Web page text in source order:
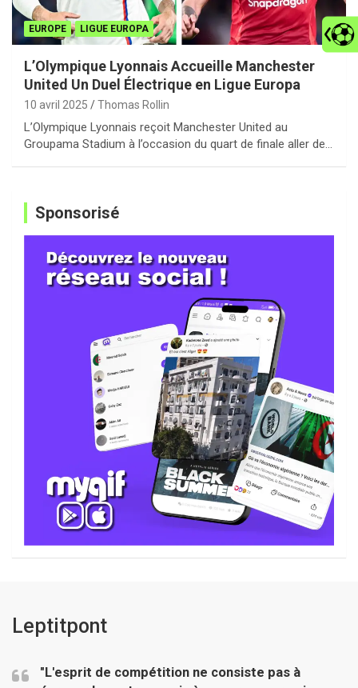
EUROPE LIGUE EUROPA
L’Olympique Lyonnais Accueille Manchester
United Un Duel Électrique en Ligue Europa
10 avril 2025 Thomas Rollin
L’Olympique Lyonnais reçoit Manchester United au
Groupama Stadium à l’occasion du quart de finale aller de…
Sponsorisé
Leptitpont
"L'esprit de compétition ne consiste pas à